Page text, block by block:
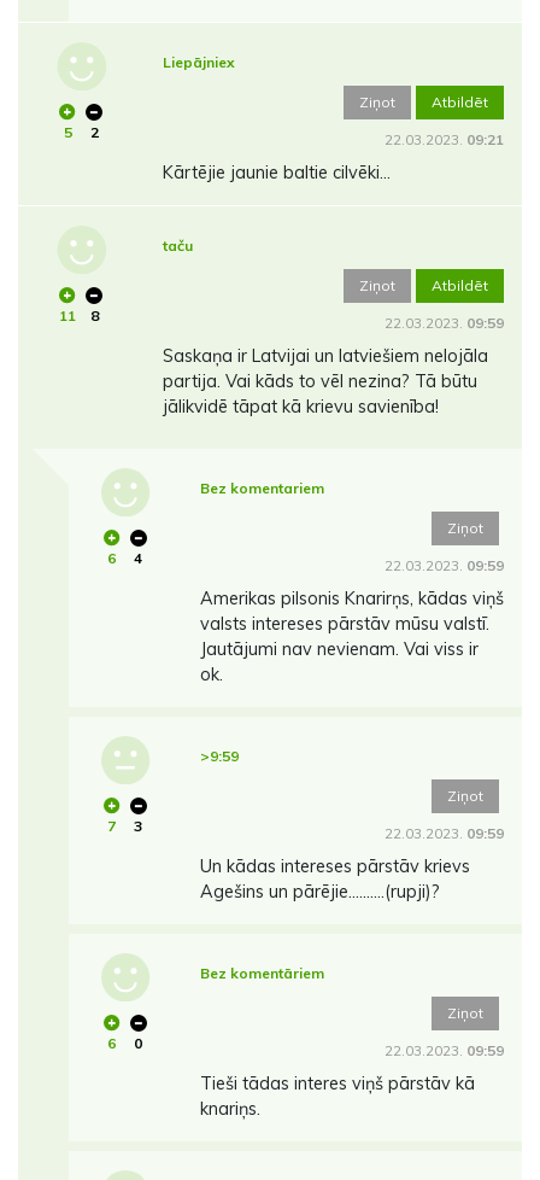
5 2
Liepājniex
Ziņot Atbildēt
22.03.2023. 09:21
Kārtējie jaunie baltie cilvēki...
11 8
taču
Ziņot Atbildēt
22.03.2023. 09:59
Saskaņa ir Latvijai un latviešiem nelojāla
partija. Vai kāds to vēl nezina? Tā būtu
jālikvidē tāpat kā krievu savienība!
6 4
Bez komentariem
Ziņot
22.03.2023. 09:59
Amerikas pilsonis Knarirņs, kādas viņš
valsts intereses pārstāv mūsu valstī.
Jautājumi nav nevienam. Vai viss ir
ok.
7 3
>9:59
Ziņot
22.03.2023. 09:59
Un kādas intereses pārstāv krievs
Agešins un pārējie..........(rupji)?
6 0
Bez komentāriem
Ziņot
22.03.2023. 09:59
Tieši tādas interes viņš pārstāv kā
knariņs.